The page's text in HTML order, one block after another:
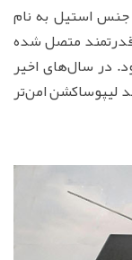
جنس استیل به نام
متصل شده
در سال‌های اخیر
لیپوساکشن امن‌تر